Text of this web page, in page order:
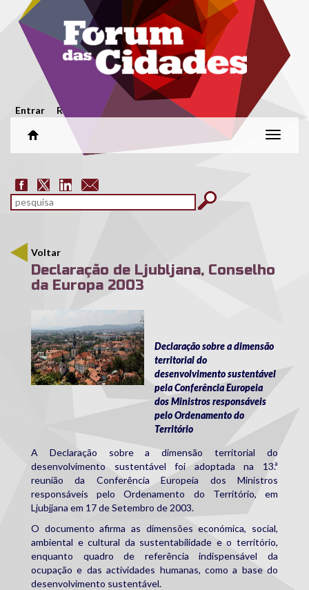
Passar para o conteúdo principal
Menu secundário
Entrar Registar
Alterar
Formulário de pesquisa
pesquisar
Voltar
Declaração de Ljubljana, Conselho
da Europa 2003
Ljubljana.jpg
Declaração sobre a dimensão
territorial do
desenvolvimento sustentável
pela Conferência Europeia
dos Ministros responsáveis
pelo Ordenamento do
Território
A Declaração sobre a dimensão territorial do
desenvolvimento sustentável foi adoptada na 13.ª
reunião da Conferência Europeia dos Ministros
responsáveis pelo Ordenamento do Território, em
Ljubjjana em 17 de Setembro de 2003.
O documento afirma as dimensões económica, social,
ambiental e cultural da sustentabilidade e o território,
enquanto quadro de referência indispensável da
ocupação e das actividades humanas, como a base do
desenvolvimento sustentável.